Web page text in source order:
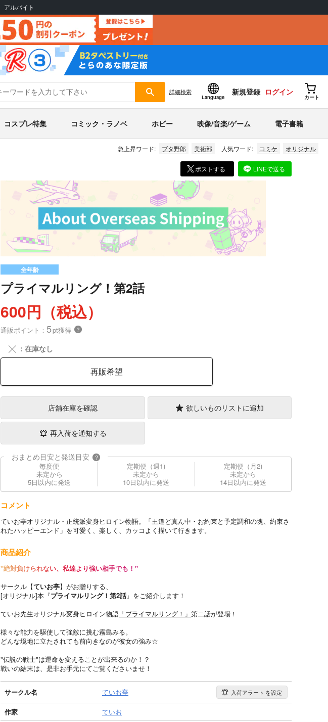
アルバイト
詳細検索
Language
新規登録 ログイン
カート
コスプレ特集 コミック・ラノベ ホビー 映像/音楽/ゲーム 電子書籍
急上昇ワード: ブタ野郎 美術部 人気ワード: コミケ オリジナル
ポストする LINEで送る
全年齢
プライマルリング！第2話
600円（税込）
通販ポイント： 5pt獲得 ？
╳ ：在庫なし
再販希望
店舗在庫を確認 欲しいものリストに追加
再入荷を通知する
おまとめ目安と発送目安 ?
毎度便
未定から
5日以内に発送
定期便（週1)
未定から
10日以内に発送
定期便（月2)
未定から
14日以内に発送
コメント
ていお亭オリジナル・正統派変身ヒロイン物語。「王道ど真ん中・お約束と予定調和の塊、約束さ
れたハッピーエンド」を可愛く、楽しく、カッコよく描いて行きます。
商品紹介
"絶対負けられない、私達より強い相手でも！"
サークル【ていお亭】がお贈りする、
[オリジナル]本『プライマルリング！第2話』をご紹介します！
ていお先生オリジナル変身ヒロイン物語 「プライマルリング！」 第二話が登場！
様々な能力を駆使して強敵に挑む霧島みる。
どんな境地に立たされても前向きなのが彼女の強み☆
"伝説の戦士"は運命を変えることが出来るのか！？
戦いの結末は、是非お手元にてご覧くださいませ！
サークル名 ていお亭 入荷アラート を設定
作家
ていお